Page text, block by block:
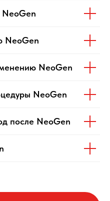
NeoGen
NeoGen
NeoGen
после NeoGen